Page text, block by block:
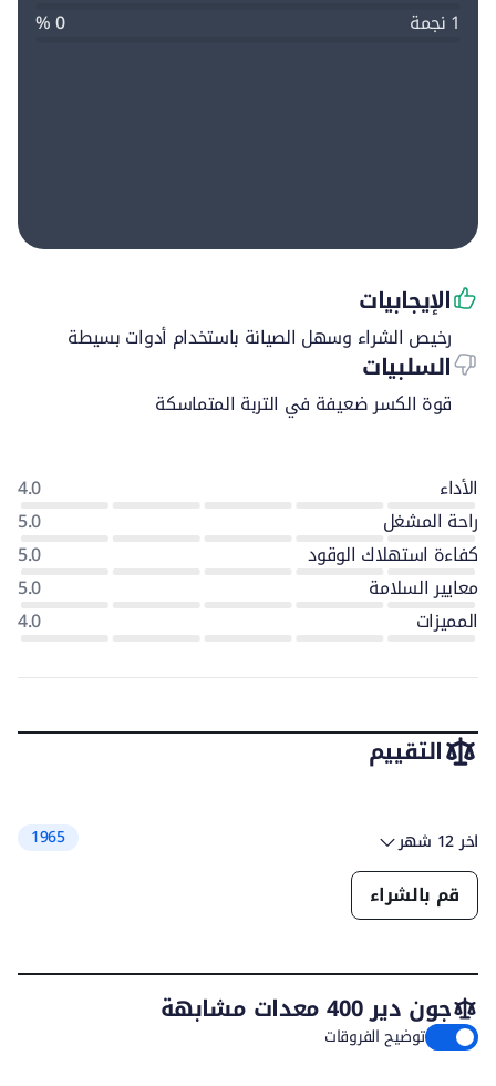
نوع المضخة مركز مغلق
1 نجمة
0 %
الإيجابيات
رخيص الشراء وسهل الصيانة باستخدام أدوات بسيطة
السلبيات
قوة الكسر ضعيفة في التربة المتماسكة
الأداء
4.0
راحة المشغل
5.0
كفاءة استهلاك الوقود
5.0
معايير السلامة
5.0
المميزات
4.0
التقييم
اخر 12 شهر 1965
قم بالشراء
جون دير 400 معدات مشابهة
توضيح الفروقات